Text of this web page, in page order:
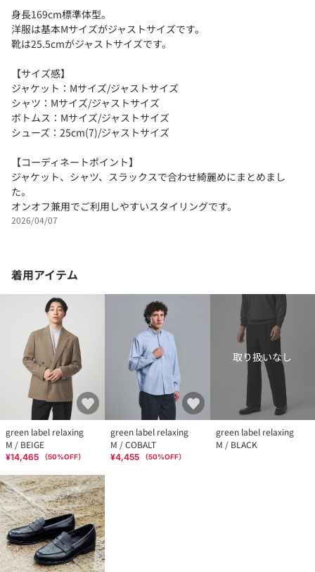
身長169cm標準体型。
洋服は基本Mサイズがジャストサイズです。
靴は25.5cmがジャストサイズです。
【サイズ感】
ジャケット：Mサイズ/ジャストサイズ
シャツ：Mサイズ/ジャストサイズ
ボトムス：Mサイズ/ジャストサイズ
シューズ：25cm(7)/ジャストサイズ
【コーディネートポイント】
ジャケット、シャツ、スラックスで合わせ綺麗めにまとめまし
た。
オンオフ兼用でご利用しやすいスタイリングです。
2026/04/07
着用アイテム
green label relaxing
M / BEIGE
¥14,465 （50%OFF）
green label relaxing
M / COBALT
¥4,455 （50%OFF）
取り扱いなし
green label relaxing
M / BLACK